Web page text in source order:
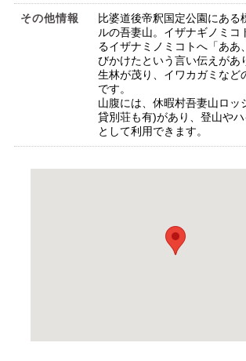
その他情報
比婆道後帝釈国定公園にある
ルの吾妻山。イザナギノミコ
るイザナミノミコトへ「ああ
びかけたという言い伝えがあ
生林が茂り、イワカガミなど
です。
山腹には、休暇村吾妻山ロッ
貸別荘も有)があり、登山や
として利用できます。